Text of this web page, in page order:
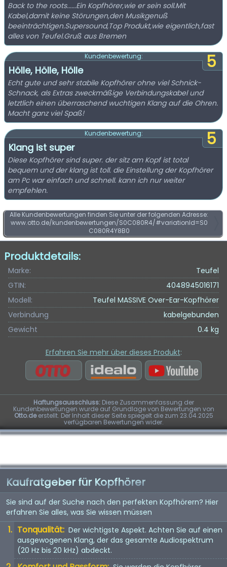
Back to the roots......Ein Kopfhörer,wie er sein soll.Mit
Kabel,damit keine Störungen,den Musikgenuß
beeinträchtigen.Supersound,Top Produkt,wie eigentlich,fast
alles von Teufel.Gruß aus Bremen
5
Kundenbewertung:
Hölle, Hölle, Hölle
Echt gute und sehr stabile Kopfhörer ohne viel Schnick-
Schnack, als Extras zweckmäßige Verbindungskabel und
letztlich einen überraschend wuchtigen Klang auf die Ohren.
Macht ganz viel Spaß!
5
Kundenbewertung:
Klang ist super
Diese Kopfhörer sind super. der sitz am Kopf ist total
bequem und der klang ist toll. die Einstellung der Kopfhörer
am Pc war einfach und schnell. kann ich nur weiter
empfehlen.
Alle Kundenbewertungen finden Sie unter der folgenden Adresse:
www.otto.de/kundenbewertungen/S0C080R4/#variationId=S0
C080R4Y8B0
Produktdetails:
Marke:
Teufel
GTIN:
4048945016171
Modell:
Teufel MASSIVE Over-Ear-Kopfhörer
Verbindung
kabelgebunden
Gewicht
0.4 kg
Erfahren Sie mehr über dieses Produkt:
Haftungsausschluss:Diese Zusammenfassung der
Kundenbewertungen wurde auf Grundlage von Bewertungen von
Otto.deerstellt. Der Inhalt dieser Seite spiegelt die zum 23.04.2025
verfügbaren Bewertungen wider.
Kaufratgeber für Kopfhörer
Sie sind auf der Suche nach den perfekten Kopfhörern? Hier
erfahren Sie alles, was Sie wissen müssen
Tonqualität: Der wichtigste Aspekt. Achten Sie auf einen
ausgewogenen Klang, der das gesamte Audiospektrum
(20 Hz bis 20 kHz) abdeckt.